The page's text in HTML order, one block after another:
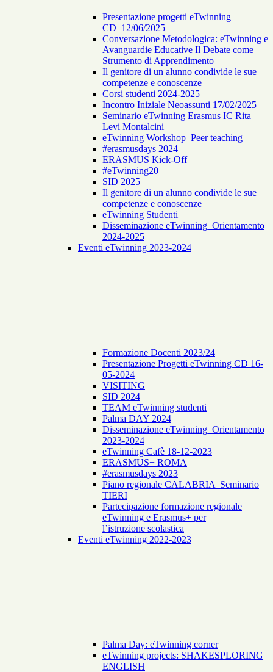
Presentazione progetti eTwinning
CD_12/06/2025
Conversazione Metodologica: eTwinning e
Avanguardie Educative Il Debate come
Strumento di Apprendimento
Il genitore di un alunno condivide le sue
competenze e conoscenze
Corsi studenti 2024-2025
Incontro Iniziale Neoassunti 17/02/2025
Seminario eTwinning Erasmus IC Rita
Levi Montalcini
eTwinning Workshop_Peer teaching
#erasmusdays 2024
ERASMUS Kick-Off
#eTwinning20
SID 2025
Il genitore di un alunno condivide le sue
competenze e conoscenze
eTwinning Studenti
Disseminazione eTwinning_Orientamento
2024-2025
Eventi eTwinning 2023-2024
Formazione Docenti 2023/24
Presentazione Progetti eTwinning CD 16-
05-2024
VISITING
SID 2024
TEAM eTwinning studenti
Palma DAY 2024
Disseminazione eTwinning_Orientamento
2023-2024
eTwinning Cafè 18-12-2023
ERASMUS+ ROMA
#erasmusdays 2023
Piano regionale CALABRIA Seminario
TIERI
Partecipazione formazione regionale
eTwinning e Erasmus+ per
l’istruzione scolastica
Eventi eTwinning 2022-2023
Palma Day: eTwinning corner
eTwinning projects: SHAKESPLORING
ENGLISH